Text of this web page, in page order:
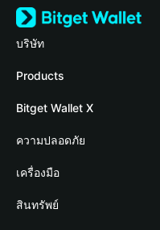
บริษัท
เกี่ยวกับ Bitget Wallet
Blog
Academy
ข่าวสารด้านคริปโต
ศูนย์ช่วยเหลือ
Products
Crypto Card
Stablecoin Earn
Payfi Crypto
Crypto Swap API
Bitget Wallet X
นักพัฒนา
เชื่อมต่อ Wallet
Bitget Wallet Pay
ความปลอดภัย
Protection Fund
เทคโนโลยีความปลอดภัย
เครื่องมือ
ซื้อคริปโต
สินทรัพย์